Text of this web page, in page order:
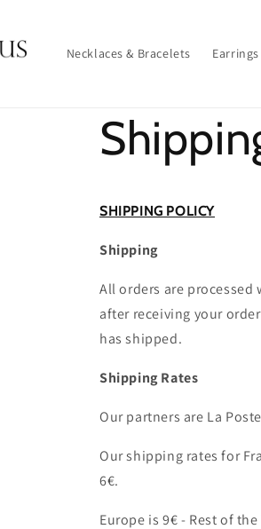
Necklaces & Bracelets Earrings
SHIPPING POLICY
Shipping
All orders are
after receiving your
has shipped.
Shipping Rates
Our partners are La
Our shipping rates for
6€.
Europe is 9€ - Rest of